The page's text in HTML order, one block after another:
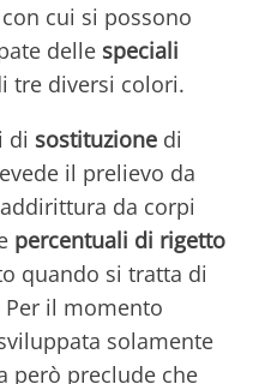
cui si possono
delle speciali
tre diversi colori.
di sostituzione di
il prelievo da
da corpi
percentuali di rigetto
quando si tratta di
Per il momento
solamente
però preclude che